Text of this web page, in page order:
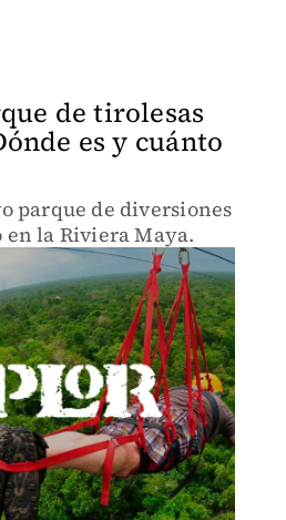
de tirolesas
es y cuánto
parque de diversiones
la Riviera Maya.